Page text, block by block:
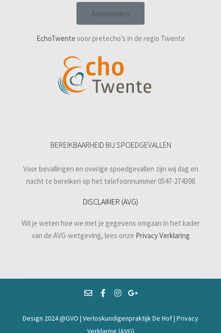
Aanmelden
EchoTwente voor pretecho’s in de regio Twente
BEREIKBAARHEID BIJ SPOEDGEVALLEN
Voor bevallingen en overige spoedgevallen zijn wij dag en
nacht te bereiken op het telefoonnummer 0547-274398
DISCLAIMER (AVG)
Wil je weten hoe we met je gegevens omgaan in het kader
van de AVG-wetgeving, lees onze Privacy Verklaring
Design 2024 @GVO | Verloskundigenpraktijk De Hof | Privacy
Verklaring (AVG)